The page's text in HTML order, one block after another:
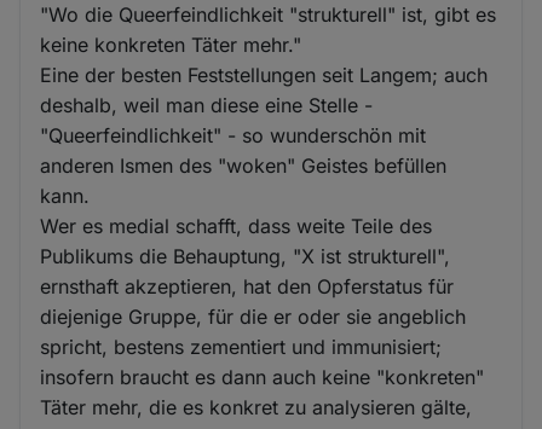
"Wo die Queerfeindlichkeit "strukturell" ist, gibt es
keine konkreten Täter mehr."
Eine der besten Feststellungen seit Langem; auch
deshalb, weil man diese eine Stelle -
"Queerfeindlichkeit" - so wunderschön mit
anderen Ismen des "woken" Geistes befüllen
kann.
Wer es medial schafft, dass weite Teile des
Publikums die Behauptung, "X ist strukturell",
ernsthaft akzeptieren, hat den Opferstatus für
diejenige Gruppe, für die er oder sie angeblich
spricht, bestens zementiert und immunisiert;
insofern braucht es dann auch keine "konkreten"
Täter mehr, die es konkret zu analysieren gälte,